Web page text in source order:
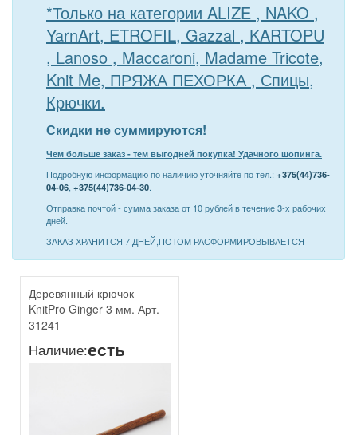
*Только на категории ALIZE , NAKO ,
YarnArt, ETROFIL, Gazzal , KARTOPU
, Lanoso , Maccaroni, Madame Tricote,
Knit Me, ПРЯЖА ПЕХОРКА , Спицы,
Крючки.
Скидки не суммируются!
Чем больше заказ - тем выгодней покупка! Удачного шопинга.
Подробную информацию по наличию уточняйте по тел.: +375(44)736-
04-06, +375(44)736-04-30.
Отправка почтой - сумма заказа от 10 рублей в течение 3-х рабочих
дней.
ЗАКАЗ ХРАНИТСЯ 7 ДНЕЙ,ПОТОМ РАСФОРМИРОВЫВАЕТСЯ
Деревянный крючок
KnitPro Ginger 3 мм. Арт.
31241
Наличие:есть